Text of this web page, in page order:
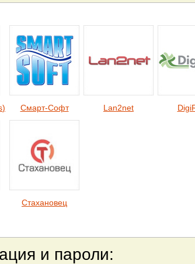
) Смарт-Cофт Lan2net
Стахановец
и пароли: